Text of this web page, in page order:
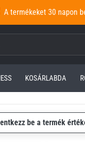
A termékeket 30 napon
KOSÁRLABDA
be a termék